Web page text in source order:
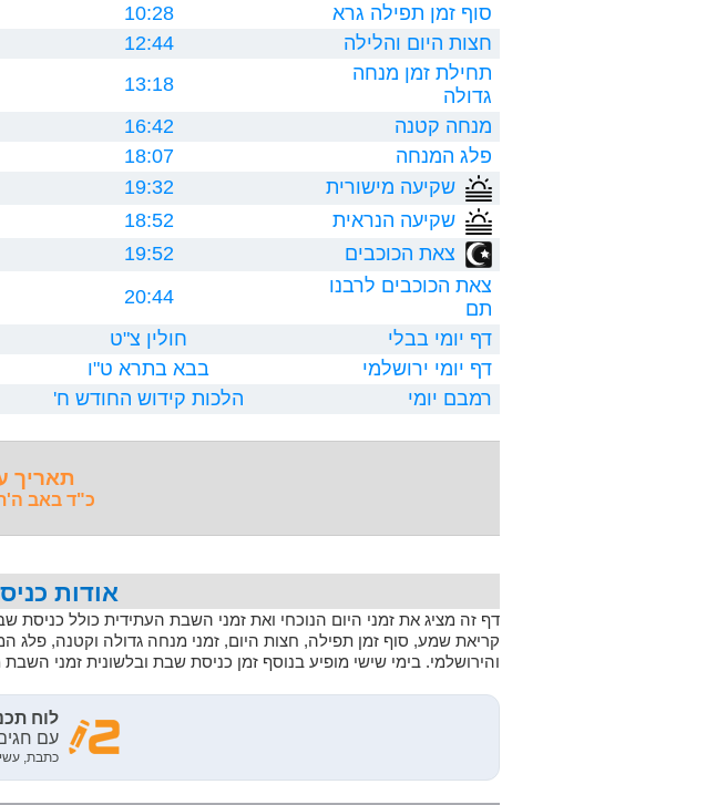
סוף זמן תפילה גרא
10:28
חצות היום והלילה
12:44
תחילת זמן מנחה
גדולה
13:18
מנחה קטנה
16:42
פלג המנחה
18:07
שקיעה מישורית
19:32
שקיעה הנראית
18:52
צאת הכוכבים
19:52
צאת הכוכבים לרבנו
תם
20:44
דף יומי בבלי
חולין צ"ט
דף יומי ירושלמי
בבא בתרא ט"ו
רמבם יומי
הלכות קידוש החודש ח'
תאריך
כ"ד באב ה'תשפ"ו, 7
אודות
דף זה מציג את זמני היום הנוכחי ואת זמני השבת העתידית כולל כניסת
קריאת שמע, סוף זמן תפילה, חצות היום, זמני מנחה גדולה וקטנה, פלג
והירושלמי. בימי שישי מופיע בנוסף זמן כניסת שבת ובלשונית זמני